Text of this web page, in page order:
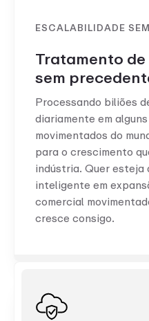
ESCALABILIDADE
Tratamento
sem
Processando biliões
diariamente em
movimentados do
para o crescimento
indústria. Quer esteja
inteligente em
comercial
cresce consigo.